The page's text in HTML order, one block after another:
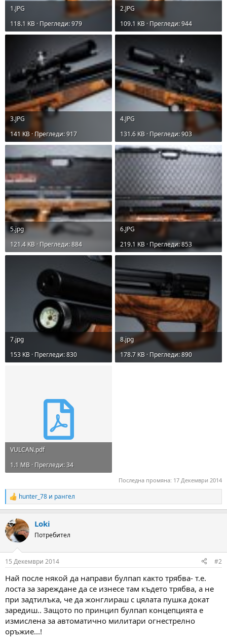
1.JPG
118.1 KB · Прегледи: 979
2.JPG
109.1 KB · Прегледи: 944
3.JPG
141 KB · Прегледи: 917
4.JPG
131.6 KB · Прегледи: 903
5.jpg
121.4 KB · Прегледи: 884
6.JPG
219.1 KB · Прегледи: 853
7.jpg
153 KB · Прегледи: 830
8.jpg
178.7 KB · Прегледи: 890
VULCAN.pdf
1.1 MB · Прегледи: 34
Последна промяна: 17 Декември 2014
R
e
c
t
i
s
hunter_78 и рангел
Loki
Потребител
15 Декември 2014 #2
Най после някой да направи булпап както трябва- т.е.
лоста за зареждане да се изнесе там където трябва, а не
при задтилъка, че да жонглираш с цялата пушка докат
заредиш.. Защото по принцип булпап концепцията е
измислена за автоматично милитари огнестрелно
оръжие...!